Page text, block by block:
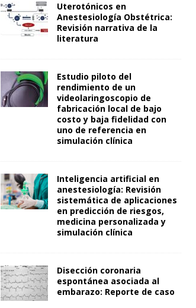
Uterotónicos en
Anestesiología Obstétrica:
Revisión narrativa de la
literatura
Estudio piloto del
rendimiento de un
videolaringoscopio de
fabricación local de bajo
costo y baja fidelidad con
uno de referencia en
simulación clínica
Inteligencia artificial en
anestesiología: Revisión
sistemática de aplicaciones
en predicción de riesgos,
medicina personalizada y
simulación clínica
Disección coronaria
espontánea asociada al
embarazo: Reporte de caso